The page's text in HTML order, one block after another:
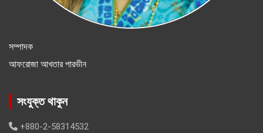
সম্পাদক
আফরোজা আখতার পারভীন
সংযুক্ত থাকুন
+880-2-58314532